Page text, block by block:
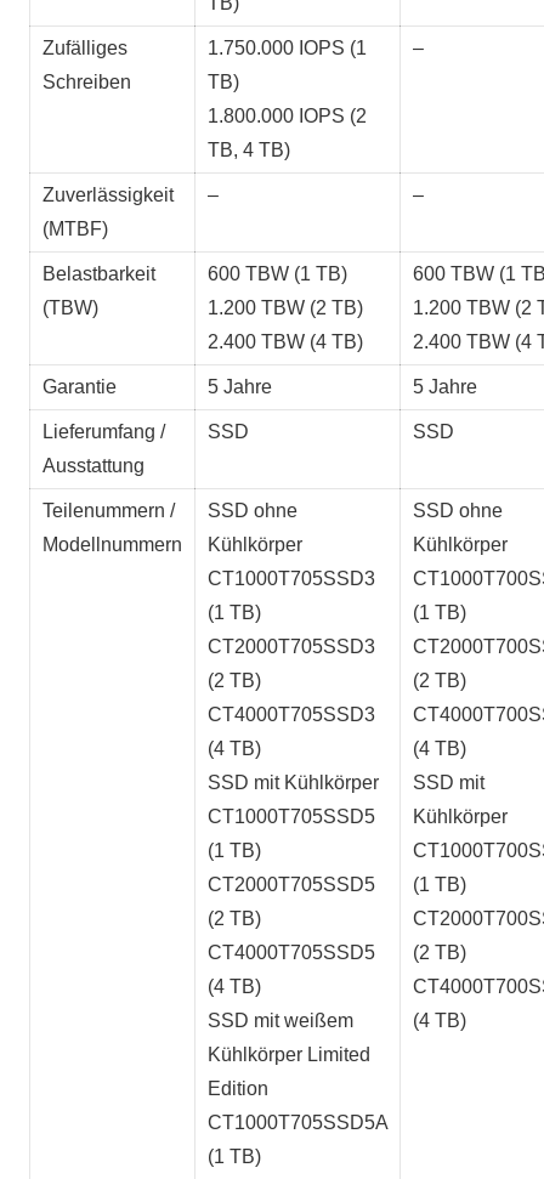
Zufälliges
Schreiben
1.750.000 IOPS (1
TB)
1.800.000 IOPS (2
TB, 4 TB)
–
Zuverlässigkeit
(MTBF)
– –
Belastbarkeit
(TBW)
600 TBW (1 TB)
1.200 TBW (2 TB)
2.400 TBW (4 TB)
600 TBW (1
1.200 TBW (2
2.400 TBW (4
Garantie 5 Jahre 5 Jahre
Lieferumfang /
Ausstattung
SSD SSD
Teilenummern /
Modellnummern
SSD ohne
Kühlkörper
CT1000T705SSD3
(1 TB)
CT2000T705SSD3
(2 TB)
CT4000T705SSD3
(4 TB)
SSD mit Kühlkörper
CT1000T705SSD5
(1 TB)
CT2000T705SSD5
(2 TB)
CT4000T705SSD5
(4 TB)
SSD mit weißem
Kühlkörper Limited
Edition
CT1000T705SSD5A
(1 TB)
SSD ohne
Kühlkörper
(1 TB)
(2 TB)
(4 TB)
SSD mit
Kühlkörper
(1 TB)
(2 TB)
(4 TB)